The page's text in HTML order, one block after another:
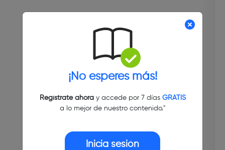
¡No esperes más!
Regístrate ahoray accede por 7 días GRATIS
a lo mejor de nuestro contenido."
Inicia sesión